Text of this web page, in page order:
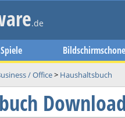
.de
Spiele
/ Office> Haushaltsbuch
Download